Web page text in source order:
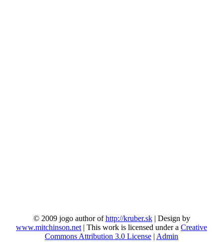
© 2009 jogo author ofhttp://kruber.sk| Design by
www.mitchinson.net | This work is licensed under a Creative
Commons Attribution 3.0 License | Admin